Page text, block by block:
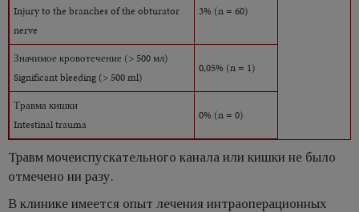
Injury to the branches of the obturator
nerve
3% (n = 60)
Значимое кровотечение (> 500 мл)
Significant bleeding (> 500 ml)
0,05% (n = 1)
Травма кишки
Intestinal trauma
0% (n = 0)
Травм мочеиспускательного канала или кишки не было
отмечено ни разу.
В клинике имеется опыт лечения интраоперационных